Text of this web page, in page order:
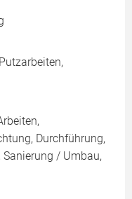
Durchführung,
Sanierung / Umbau,